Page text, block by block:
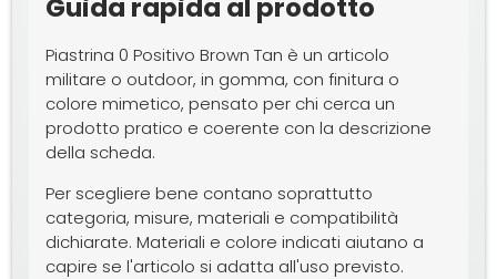
Guida rapida al prodotto
Piastrina 0 Positivo Brown Tan è un articolo
militare o outdoor, in gomma, con finitura o
colore mimetico, pensato per chi cerca un
prodotto pratico e coerente con la descrizione
della scheda.
Per scegliere bene contano soprattutto
categoria, misure, materiali e compatibilità
dichiarate. Materiali e colore indicati aiutano a
capire se l'articolo si adatta all'uso previsto.